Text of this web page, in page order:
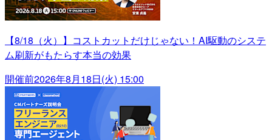
【8/18（火）】コストカットだけじゃない！AI駆動のシステ
ム刷新がもたらす本当の効果
開催前2026年8月18日(火) 15:00